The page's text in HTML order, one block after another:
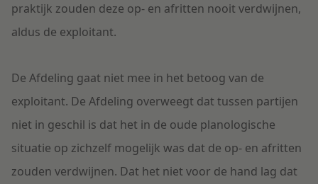
praktijk zouden deze op- en afritten nooit verdwijnen,
aldus de exploitant.
De Afdeling gaat niet mee in het betoog van de
exploitant. De Afdeling overweegt dat tussen partijen
niet in geschil is dat het in de oude planologische
situatie op zichzelf mogelijk was dat de op- en afritten
zouden verdwijnen. Dat het niet voor de hand lag dat